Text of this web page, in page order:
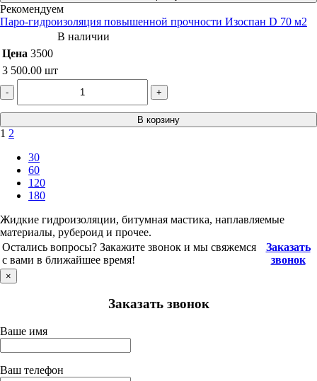
Рекомендуем
Паро-гидроизоляция повышенной прочности Изоспан D 70 м2
В наличии
Цена 3500
3 500.00 шт
- +
В корзину
1 2
30
60
120
180
Жидкие гидроизоляции, битумная мастика, наплавляемые
материалы, рубероид и прочее.
Остались вопросы? Закажите звонок и мы свяжемся
с вами в ближайшее время!
Заказать
звонок
×
Заказать звонок
Ваше имя
Ваш телефон